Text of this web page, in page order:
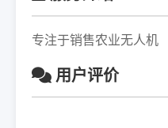
专注于销售农业无人机
用户评价